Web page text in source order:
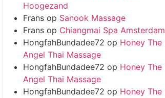
Hoogezand
Fransop Sanook Massage
Fransop Chiangmai Spa Amsterdam
HongfahBundadee72 op Honey The
Angel Thai Massage
HongfahBundadee72 op Honey The
Angel Thai Massage
HongfahBundadee72 op Honey The